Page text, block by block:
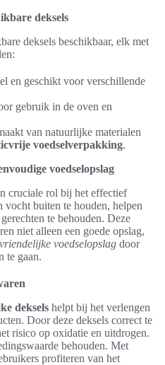
deksels
deksels beschikbaar, elk met
en geschikt voor verschillende
gebruik in de oven en
van natuurlijke materialen
voedselverpakking.
voedselopslag
cruciale rol bij het effectief
vocht buiten te houden, helpen
te behouden. Deze
niet alleen een goede opslag,
voedselopslag door
te gaan.
deksels helpt bij het verlengen
Door deze deksels correct te
risico op oxidatie en uitdrogen.
behouden. Met
profiteren van het